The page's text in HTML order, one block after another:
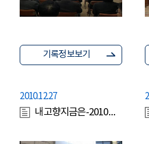
기록정보보기
2010.12.27
내고향지금은-2010구제역피해가축함동축혼제(101227)